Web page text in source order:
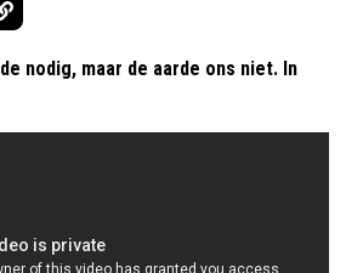
nodig, maar de aarde ons niet. In